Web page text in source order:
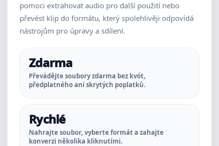
pomoci extrahovat audio pro další použití nebo
převést klip do formátu, který spolehlivěji odpovídá
nástrojům pro úpravy a sdílení.
Zdarma
Převádějte soubory zdarma bez kvót,
předplatného ani skrytých poplatků.
Rychlé
Nahrajte soubor, vyberte formát a zahajte
konverzi několika kliknutími.